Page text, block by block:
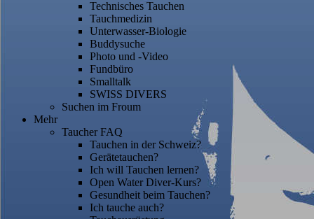
Technisches Tauchen
Tauchmedizin
Unterwasser-Biologie
Buddysuche
Photo und -Video
Fundbüro
Smalltalk
SWISS DIVERS
Suchen im Froum
Mehr
Taucher FAQ
Tauchen in der Schweiz?
Gerätetauchen?
Ich will Tauchen lernen?
Open Water Diver-Kurs?
Gesundheit beim Tauchen?
Ich tauche auch?